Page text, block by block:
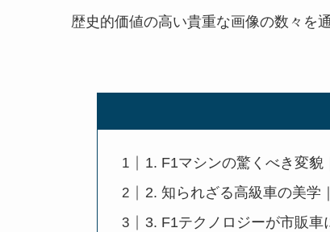
歴史的価値の高い貴重な画像の数々を
1. F1マシンの驚くべき変
2. 知られざる高級車の美学
3. F1テクノロジーが市販